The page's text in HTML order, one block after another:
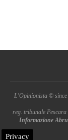
L'Opinionista © since
reg. tribunale
Informazione
Privacy